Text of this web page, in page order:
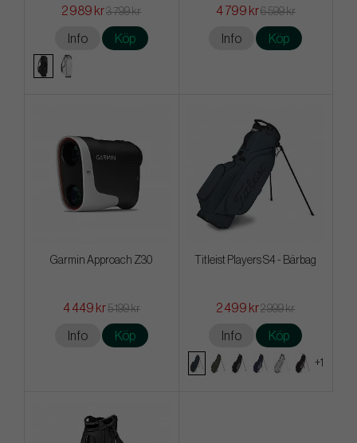
2 989 kr3 799 kr
Info Köp
4 799 kr6 599 kr
Info Köp
Garmin Approach Z30
4 449 kr5 199 kr
Info Köp
Titleist Players S4 - Bärbag
2 499 kr2 999 kr
Info Köp
+1